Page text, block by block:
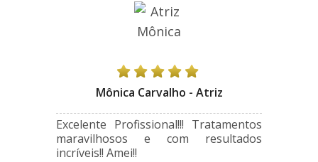
Mônica Carvalho - Atriz
Excelente Profissional!!! Tratamentos
maravilhosos e com resultados
incríveis!! Amei!!